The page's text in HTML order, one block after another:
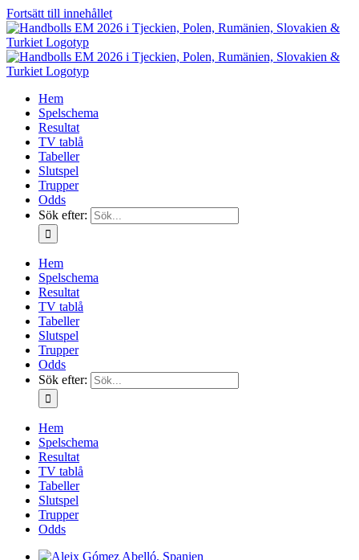
Fortsätt till innehållet
Hem
Spelschema
Resultat
TV tablå
Tabeller
Slutspel
Trupper
Odds
Sök efter:
Hem
Spelschema
Resultat
TV tablå
Tabeller
Slutspel
Trupper
Odds
Sök efter:
Hem
Spelschema
Resultat
TV tablå
Tabeller
Slutspel
Trupper
Odds